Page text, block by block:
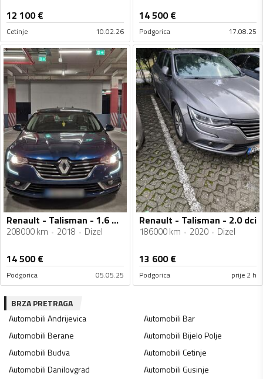
12 100€
Cetinje 10.02.26
14 500€
Podgorica 17.08.25
Renault - Talisman - 1.6 DCI
208000 km 2018 Dizel
14 500€
Podgorica 05.05.25
Renault - Talisman - 2.0 dci
186000 km 2020 Dizel
13 600€
Podgorica prije 2 h
BRZA PRETRAGA
AutomobiliAndrijevica AutomobiliBar
AutomobiliBerane AutomobiliBijelo Polje
AutomobiliBudva AutomobiliCetinje
AutomobiliDanilovgrad AutomobiliGusinje